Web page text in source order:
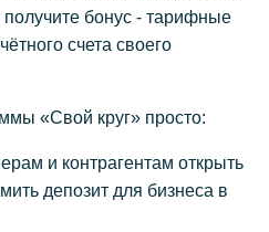
бонус - тарифные
счета своего
«Свой круг» просто:
и контрагентам открыть
депозит для бизнеса в